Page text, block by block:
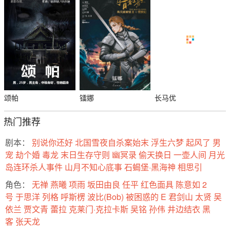
颂帕 镭娜 长马优
热门推荐
剧本： 别说你还好北国雪夜自杀案始末浮生六梦起风了 男
宠 劫个婚毒龙末日生存守则 幽冥录 偷天换日 一壶人间 月光
岛连环杀人事件 山月不知心底事石蝎堡·黑海神 相思引
角色：
无禅燕曦项雨坂田由良 任平红色面具 陈意如 2
号 于思洋 列格 呼斯楞波比(Bob) 被困惑的 E 君剑山 太贤 吴
依兰 贾文青 蕾拉 克莱门·克拉卡斯吴铭 孙伟 井边结衣 黑
客 张天龙